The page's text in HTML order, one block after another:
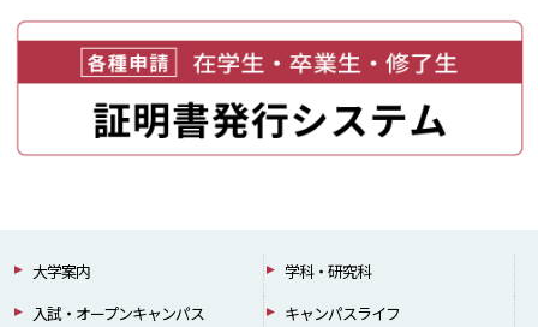
大学案内
学科・研究科
入試・オープンキャンパス
キャンパスライフ